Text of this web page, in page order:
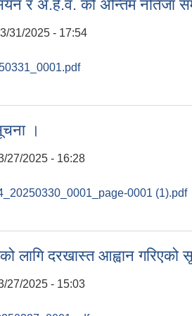
र अ.हे.व. को अन्तिम नतिजा
31/2025 - 17:54
।
27/2025 - 16:28
0001 (1).pdf
लागि दरखास्त आह्वान गरिएको
27/2025 - 15:03